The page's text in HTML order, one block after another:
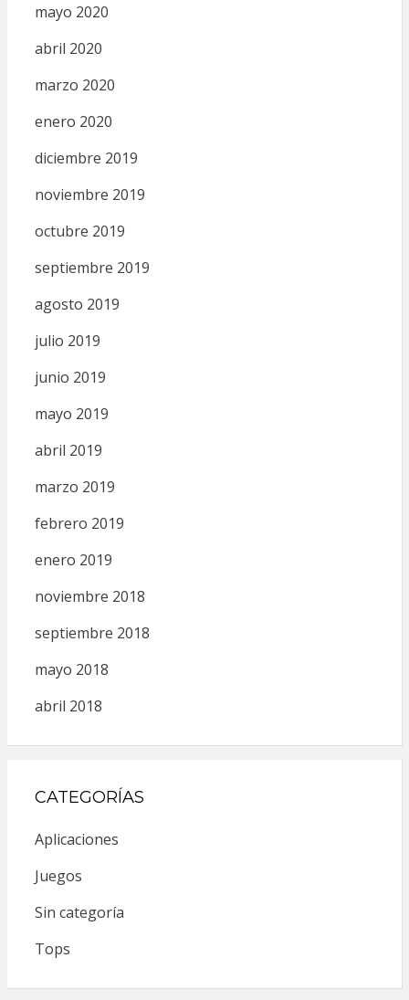
mayo 2020
abril 2020
marzo 2020
enero 2020
diciembre 2019
noviembre 2019
octubre 2019
septiembre 2019
agosto 2019
julio 2019
junio 2019
mayo 2019
abril 2019
marzo 2019
febrero 2019
enero 2019
noviembre 2018
septiembre 2018
mayo 2018
abril 2018
CATEGORÍAS
Aplicaciones
Juegos
Sin categoría
Tops